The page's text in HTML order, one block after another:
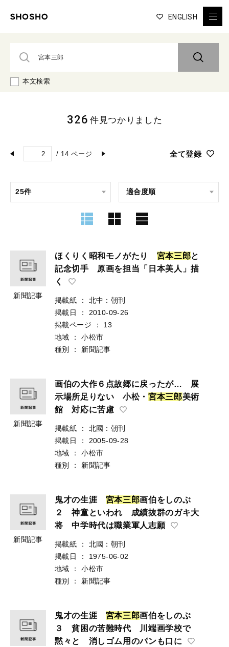
ENGLISH
本文検索
/ 14 ページ 全て登録
326 件見つかりました
新聞記事
ほくりく昭和モノがたり 宮本三 郎と
記念切手 原画を担当「日本美人」描
く
掲載紙 ：
北中：朝刊
掲載日
：
2010-09-26
掲載ページ
：
13
地域
：
小松市
種別
： 新聞記事
新聞記事
画伯の大作６点故郷に戻ったが… 展
示場所足りない 小松・宮本三 郎美術
館 対応に苦慮
掲載紙 ：
北國：朝刊
掲載日
：
2005-09-28
地域
：
小松市
種別
： 新聞記事
新聞記事
鬼才の生涯 宮本三 郎画伯をしのぶ
２ 神童といわれ 成績抜群のガキ大
将 中学時代は職業軍人志願
掲載紙 ：
北國：朝刊
掲載日
：
1975-06-02
地域
：
小松市
種別
： 新聞記事
鬼才の生涯 宮本三 郎画伯をしのぶ
３ 貧困の苦難時代 川端画学校で
黙々と 消しゴム用のパンも口に